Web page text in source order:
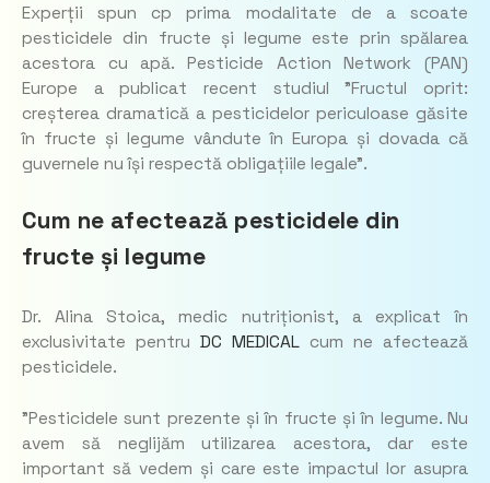
Experții spun cp prima modalitate de a scoate
pesticidele din fructe și legume este prin spălarea
acestora cu apă. Pesticide Action Network (PAN)
Europe a publicat recent studiul ”Fructul oprit:
creșterea dramatică a pesticidelor periculoase găsite
în fructe și legume vândute în Europa și dovada că
guvernele nu își respectă obligațiile legale”.
Cum ne afectează pesticidele din
fructe și legume
Dr. Alina Stoica, medic nutriționist, a explicat în
exclusivitate pentru DC MEDICAL cum ne afectează
pesticidele.
”Pesticidele sunt prezente și în fructe și în legume. Nu
avem să neglijăm utilizarea acestora, dar este
important să vedem și care este impactul lor asupra